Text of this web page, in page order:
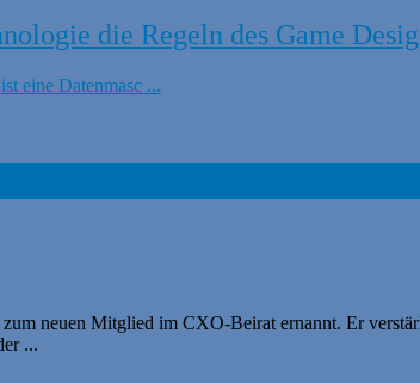
die Regeln des Game
eine Datenmasc ...
neuen Mitglied im CXO-Beirat ernannt. Er
...